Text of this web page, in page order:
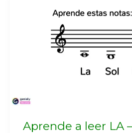
Aprende a leer LA